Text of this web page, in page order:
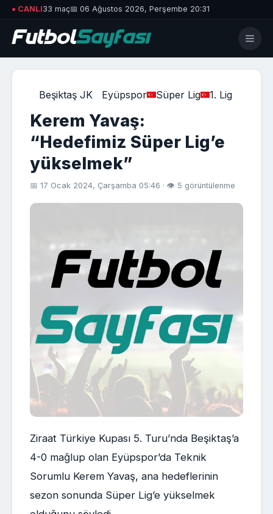
● CANLI33 maç📅 06 Ağustos 2026, Perşembe 20:31
Beşiktaş JK Eyüpspor Süper Lig 1. Lig
Kerem Yavaş:
“Hedefimiz Süper Lig’e
yükselmek”
📅 17 Ocak 2024, Çarşamba 05:46 · 👁 5 görüntülenme
Ziraat Türkiye Kupası 5. Turu’nda Beşiktaş’a
4-0 mağlup olan Eyüpspor’da Teknik
Sorumlu Kerem Yavaş, ana hedeflerinin
sezon sonunda Süper Lig’e yükselmek